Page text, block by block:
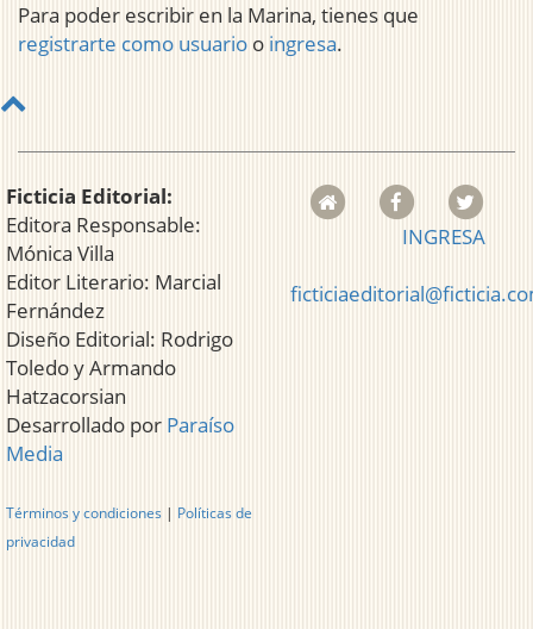
Para poder escribir en la Marina, tienes que
registrarte como usuario o ingresa.
Ficticia Editorial:
Editora Responsable:
Mónica Villa
Editor Literario: Marcial
Fernández
Diseño Editorial: Rodrigo
Toledo y Armando
Hatzacorsian
Desarrollado por Paraíso
Media
Términos y condiciones | Políticas de
privacidad
INGRESA